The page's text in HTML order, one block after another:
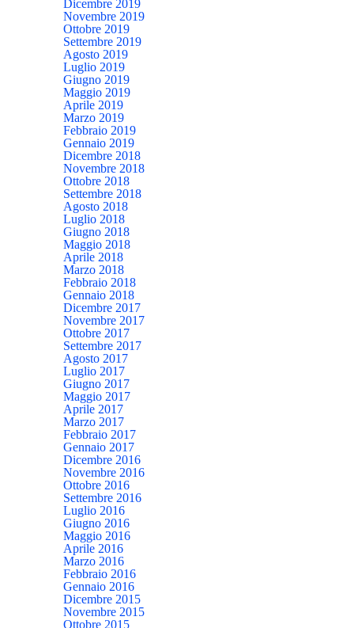
Dicembre 2019
Novembre 2019
Ottobre 2019
Settembre 2019
Agosto 2019
Luglio 2019
Giugno 2019
Maggio 2019
Aprile 2019
Marzo 2019
Febbraio 2019
Gennaio 2019
Dicembre 2018
Novembre 2018
Ottobre 2018
Settembre 2018
Agosto 2018
Luglio 2018
Giugno 2018
Maggio 2018
Aprile 2018
Marzo 2018
Febbraio 2018
Gennaio 2018
Dicembre 2017
Novembre 2017
Ottobre 2017
Settembre 2017
Agosto 2017
Luglio 2017
Giugno 2017
Maggio 2017
Aprile 2017
Marzo 2017
Febbraio 2017
Gennaio 2017
Dicembre 2016
Novembre 2016
Ottobre 2016
Settembre 2016
Luglio 2016
Giugno 2016
Maggio 2016
Aprile 2016
Marzo 2016
Febbraio 2016
Gennaio 2016
Dicembre 2015
Novembre 2015
Ottobre 2015